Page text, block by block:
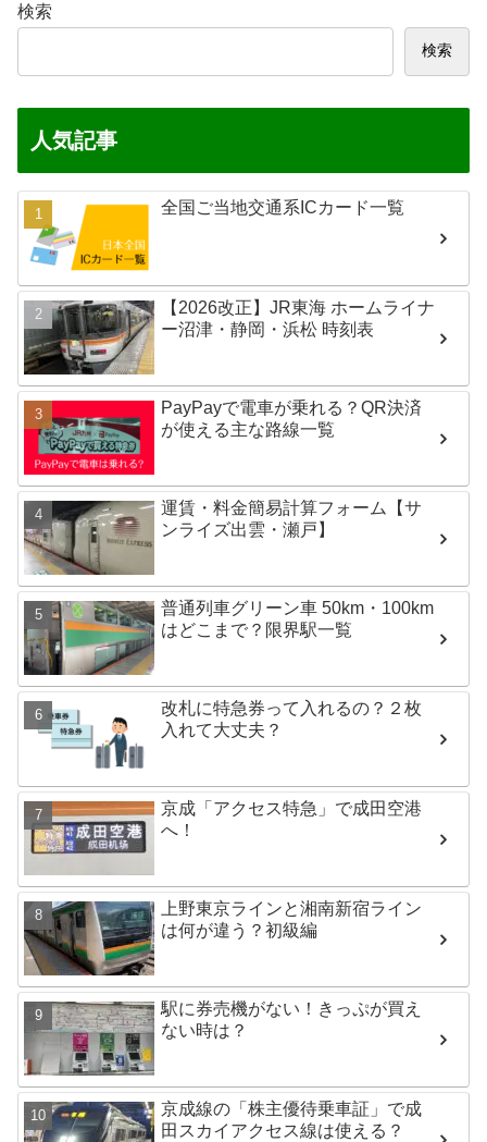
検索
検索
人気記事
全国ご当地交通系ICカード一覧
【2026改正】JR東海 ホームライナ
ー沼津・静岡・浜松 時刻表
PayPayで電車が乗れる？QR決済
が使える主な路線一覧
運賃・料金簡易計算フォーム【サ
ンライズ出雲・瀬戸】
普通列車グリーン車 50km・100km
はどこまで？限界駅一覧
改札に特急券って入れるの？２枚
入れて大丈夫？
京成「アクセス特急」で成田空港
へ！
上野東京ラインと湘南新宿ライン
は何が違う？初級編
駅に券売機がない！きっぷが買え
ない時は？
京成線の「株主優待乗車証」で成
田スカイアクセス線は使える？